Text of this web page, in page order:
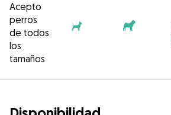
Acepto
perros
de todos
los
tamaños